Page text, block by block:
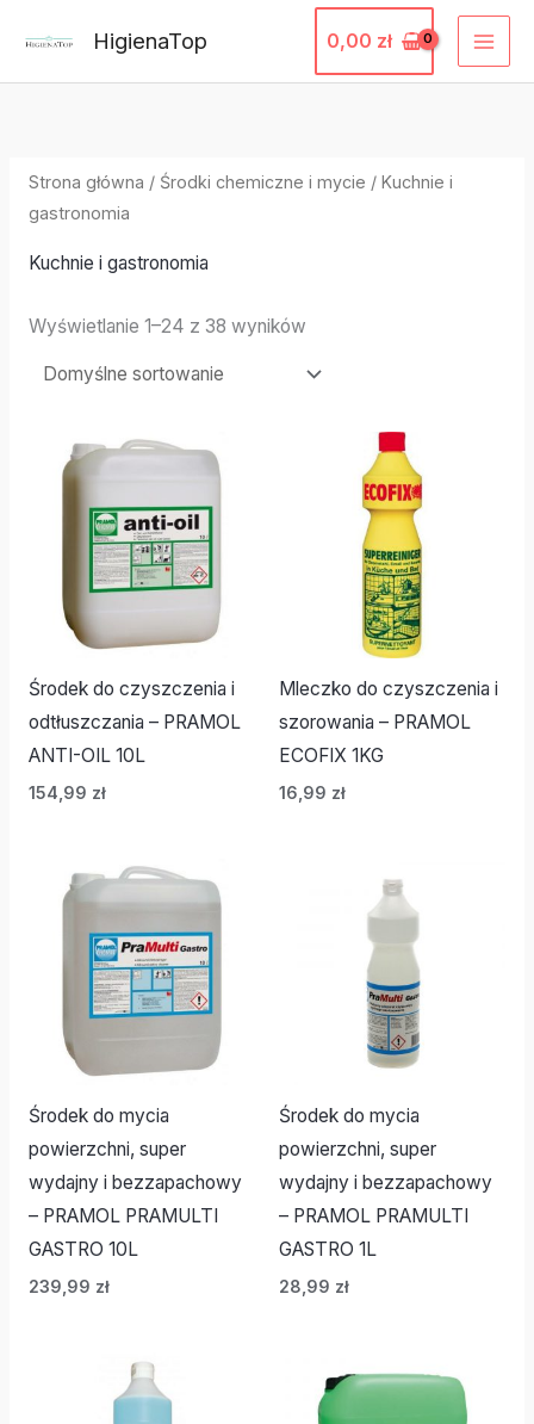
treści
HigienaTop 0,00 zł
Strona główna / Środki chemiczne i mycie / Kuchnie i
gastronomia
Kuchnie i gastronomia
Wyświetlanie 1–24 z 38 wyników
Środek do czyszczenia i
odtłuszczania – PRAMOL
ANTI-OIL 10L
154,99 zł
Mleczko do czyszczenia i
szorowania – PRAMOL
ECOFIX 1KG
16,99 zł
Środek do mycia
powierzchni, super
wydajny i bezzapachowy
– PRAMOL PRAMULTI
GASTRO 10L
239,99 zł
Środek do mycia
powierzchni, super
wydajny i bezzapachowy
– PRAMOL PRAMULTI
GASTRO 1L
28,99 zł